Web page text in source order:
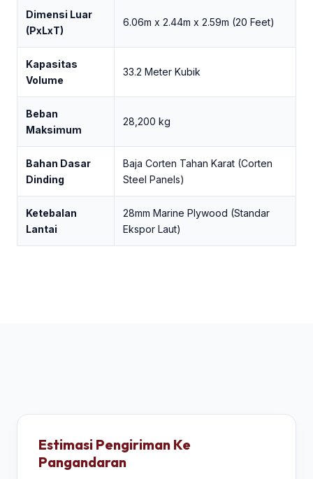
Dimensi Luar
(PxLxT)
6.06m x 2.44m x 2.59m (20 Feet)
Kapasitas
Volume
33.2 Meter Kubik
Beban
Maksimum
28,200 kg
Bahan Dasar
Dinding
Baja Corten Tahan Karat (Corten
Steel Panels)
Ketebalan
Lantai
28mm Marine Plywood (Standar
Ekspor Laut)
Estimasi Pengiriman Ke
Pangandaran